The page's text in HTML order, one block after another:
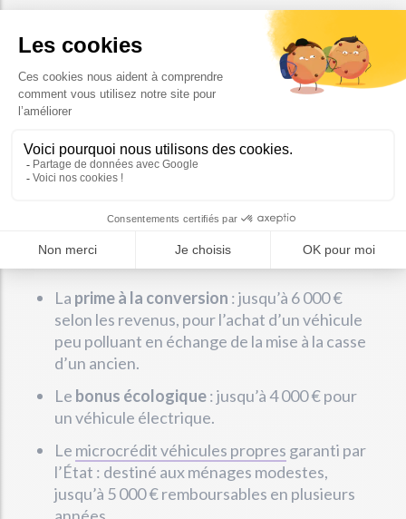
: un habitant de Saint-
Avé qui utilise quotidiennement son vieux
Renault Scénic diesel Crit’Air 5 pour aller
travailler à Vannes pourrait se retrouver
garage si la ZFE entre en vigueur. Or, avec un
laisse que peu de marge.
👉Les aides nationales disponibles
La prime à la conversion : jusqu’à 6 000 €
selon les revenus, pour l’achat d’un véhicule
peu polluant en échange de la mise à la casse
d’un ancien.
Le bonus écologique: jusqu’à 4 000 € pour
un véhicule électrique.
Le microcrédit véhicules propres garanti par
l’État : destiné aux ménages modestes,
jusqu’à 5 000 € remboursables en plusieurs